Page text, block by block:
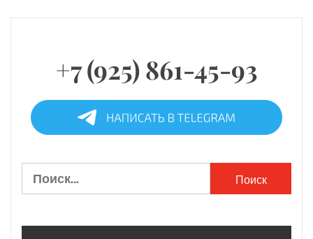
+7 (925) 861-45-93
Найти: